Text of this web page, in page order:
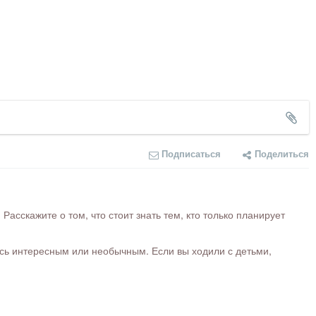
Подписаться Поделиться
о том, что стоит знать тем, кто только планирует
интересным или необычным. Если вы ходили с детьми,